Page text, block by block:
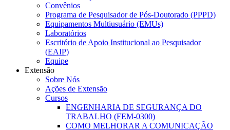
Convênios
Programa de Pesquisador de Pós-Doutorado (PPPD)
Equipamentos Multiusuário (EMUs)
Laboratórios
Escritório de Apoio Institucional ao Pesquisador
(EAIP)
Equipe
Extensão
Sobre Nós
Ações de Extensão
Cursos
ENGENHARIA DE SEGURANÇA DO
TRABALHO (FEM-0300)
COMO MELHORAR A COMUNICAÇÃO